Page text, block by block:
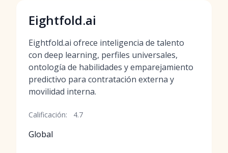
Eightfold.ai
Eightfold.ai ofrece inteligencia de talento
con deep learning, perfiles universales,
ontología de habilidades y emparejamiento
predictivo para contratación externa y
movilidad interna.
Calificación: 4.7
Global